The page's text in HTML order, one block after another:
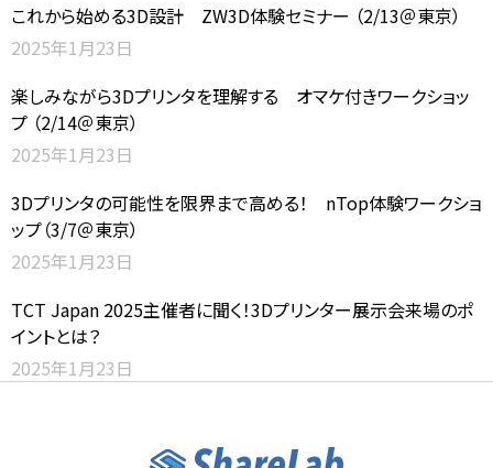
これから始める3D設計 ZW3D体験セミナー （2/13＠東京）
2025年1月23日
楽しみながら3Dプリンタを理解する オマケ付きワークショッ
プ （2/14＠東京）
2025年1月23日
3Dプリンタの可能性を限界まで高める！ nTop体験ワークショ
ップ（3/7＠東京）
2025年1月23日
TCT Japan 2025主催者に聞く！3Dプリンター展示会来場のポ
イントとは？
2025年1月23日